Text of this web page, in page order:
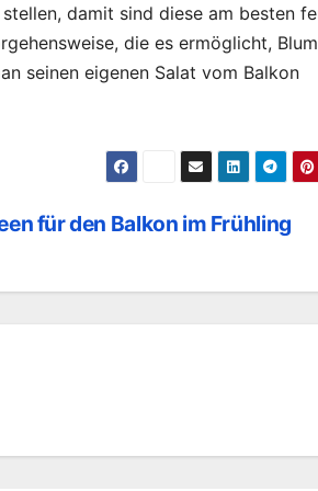
damit sind diese am besten
die es ermöglicht,
seinen eigenen Salat vom Balkon
für den Balkon im Frühling